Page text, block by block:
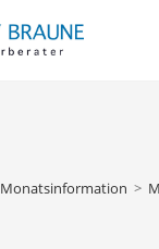
Monatsinformation >